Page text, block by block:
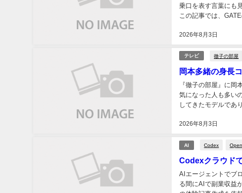
2026年8月3日
乗口を表す言葉にも
この記事では、
テレビ 徹子の部屋
岡本多緒の身長
2026年8月3日
『徹子の部屋』に岡
気になった人も多い
してきたモデルであ
AI Codex
Codexクラウド
AIエージェントでブ
る間にAIで副業収益